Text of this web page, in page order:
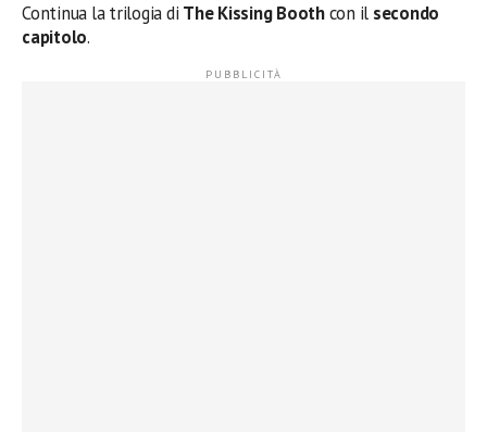
Continua la trilogia di The Kissing Boothcon il secondo
capitolo.